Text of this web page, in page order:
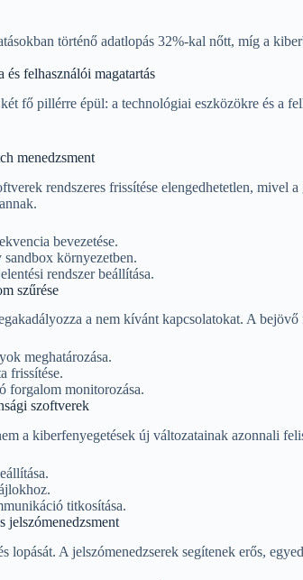
történő adatlopás 32%-kal nőtt, míg a
felhasználói magatartás
fő pillérre épül: a technológiai eszközökre és a
menedzsment
rendszeres frissítése elengedhetetlen,
bevezetése.
sandbox környezetben.
rendszer beállítása.
szűrése
a nem kívánt kapcsolatokat. A
meghatározása.
frissítése.
forgalom monitorozása.
szoftverek
a kiberfenyegetések új változatainak azonnali
titkosítása.
jelszómenedzsment
lopását. A jelszómenedzserek segítenek erős,